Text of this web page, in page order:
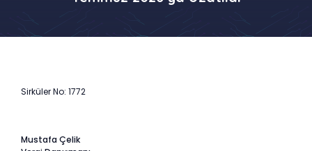
Sirküler No: 1772
Mustafa Çelik